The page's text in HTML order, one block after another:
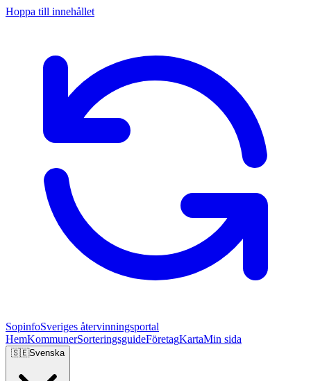
Hoppa till innehållet
SopinfoSveriges återvinningsportal
HemKommunerSorteringsguideFöretagKartaMin sida
🇸🇪Svenska